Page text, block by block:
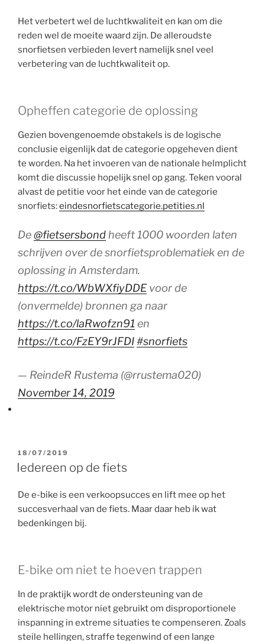
Het verbetert wel de luchtkwaliteit en kan om die
reden wel de moeite waard zijn. De alleroudste
snorfietsen verbieden levert namelijk snel veel
verbetering van de luchtkwaliteit op.
Opheffen categorie de oplossing
Gezien bovengenoemde obstakels is de logische
conclusie eigenlijk dat de categorie opgeheven dient
te worden. Na het invoeren van de nationale helmplicht
komt die discussie hopelijk snel op gang. Teken vooral
alvast de petitie voor het einde van de categorie
snorfiets:eindesnorfietscategorie.petities.nl
De@fietsersbond heeft 1000 woorden laten
schrijven over de snorfietsproblematiek en de
oplossing in Amsterdam.
https://t.co/WbWXfiyDDEvoor de
(onvermelde) bronnen ga naar
https://t.co/laRwofzn91 en
https://t.co/FzEY9rJFDI#snorfiets
— ReindeR Rustema (@rrustema020)
November 14, 2019
GEPLAATST
OP
18/07/2019
Iedereen op de fiets
De e-bike is een verkoopsucces en lift mee op het
succesverhaal van de fiets. Maar daar heb ik wat
bedenkingen bij.
E-bike om niet te hoeven trappen
In de praktijk wordt de ondersteuning van de
elektrische motor niet gebruikt om disproportionele
inspanning in extreme situaties te compenseren. Zoals
steile hellingen, straffe tegenwind of een lange